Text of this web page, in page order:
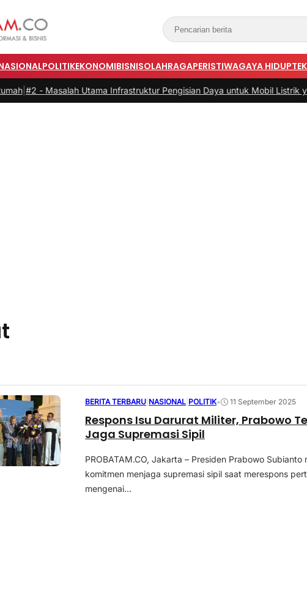
POLITIKEKONOMIBISNISOLAHRAGAPERISTIWAGAYA HIDUP
Masalah Utama Infrastruktur Pengisian Daya untuk Mobil Listrik yang Perlu
BERITA TERBARU NASIONAL POLITIK• 11 September 2025
Respons Isu Darurat Militer, Prabowo
Jaga Supremasi Sipil
PROBATAM.CO, Jakarta – Presiden Prabowo Subianto
komitmen menjaga supremasi sipil saat merespons
mengenai...